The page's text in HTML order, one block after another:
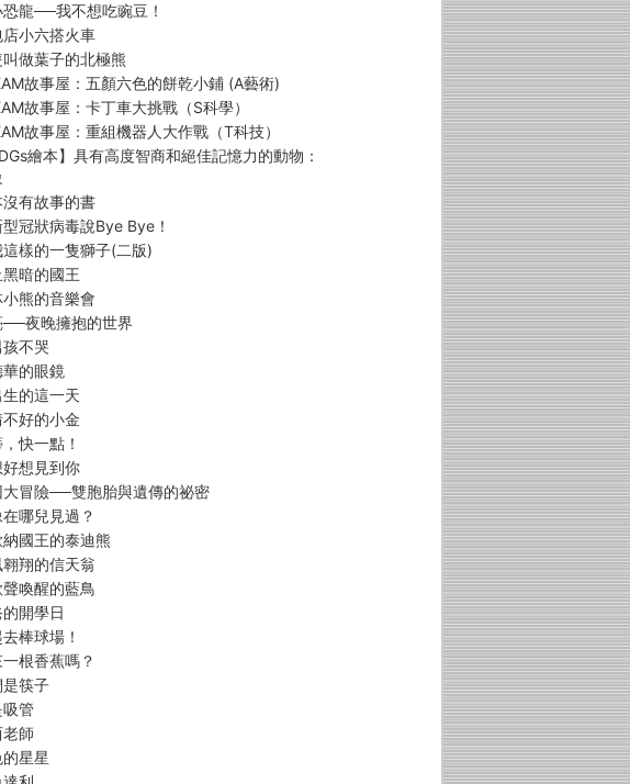
龍──我不想吃豌豆！
小六搭火車
做葉子的北極熊
故事屋：五顏六色的餅乾小鋪 (A藝術)
故事屋：卡丁車大挑戰（S科學）
故事屋：重組機器人大作戰（T科技）
繪本】具有高度智商和絕佳記憶力的動物：
有故事的書
冠狀病毒說Bye Bye！
樣的一隻獅子(二版)
暗的國王
熊的音樂會
──夜晚擁抱的世界
孩不哭
的眼鏡
的這一天
好的小金
快一點！
想見到你
大冒險──雙胞胎與遺傳的祕密
哪兒見過？
國王的泰迪熊
翔的信天翁
喚醒的藍鳥
開學日
棒球場！
根香蕉嗎？
筷子
管
師
星星